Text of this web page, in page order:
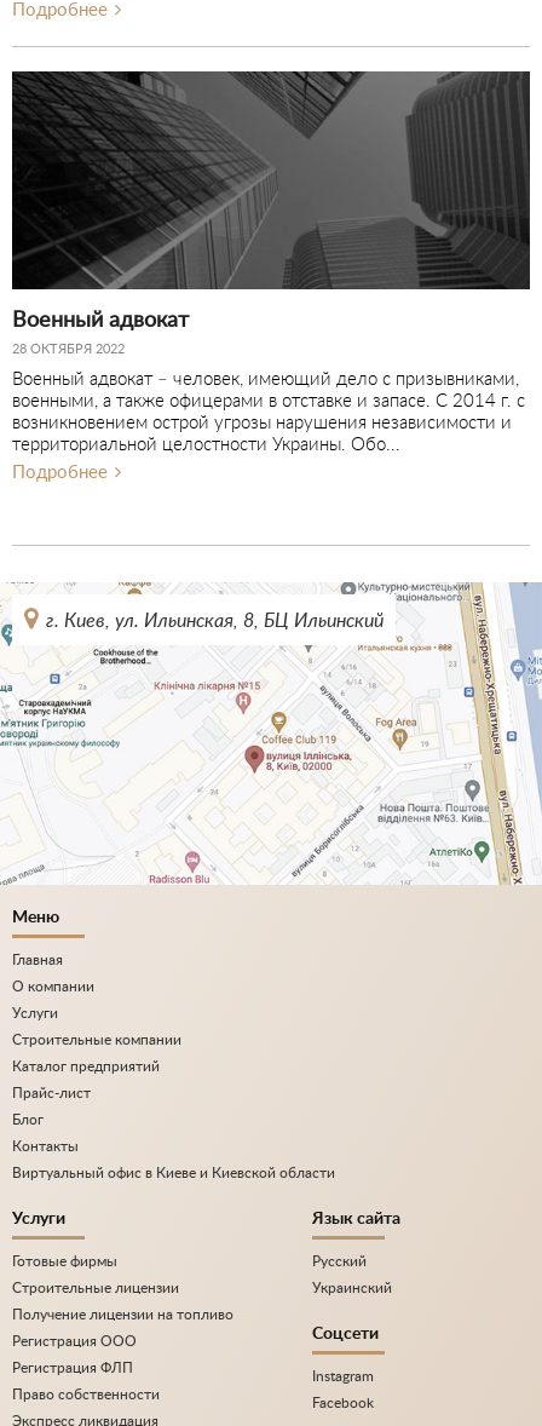
Подробнее
Военный адвокат
28 ОКТЯБРЯ 2022
Военный адвокат – человек, имеющий дело с призывниками,
военными, а также офицерами в отставке и запасе. С 2014 г. с
возникновением острой угрозы нарушения независимости и
территориальной целостности Украины. Обо...
Подробнее
г. Киев, ул. Ильинская, 8, БЦ Ильинский
Меню
Главная
О компании
Услуги
Строительные компании
Каталог предприятий
Прайс-лист
Блог
Контакты
Виртуальный офис в Киеве и Киевской области
Услуги
Готовые фирмы
Строительные лицензии
Получение лицензии на топливо
Регистрация ООО
Регистрация ФЛП
Право собственности
Экспресс ликвидация
Язык сайта
Русский
Украинский
Соцсети
Instagram
Facebook